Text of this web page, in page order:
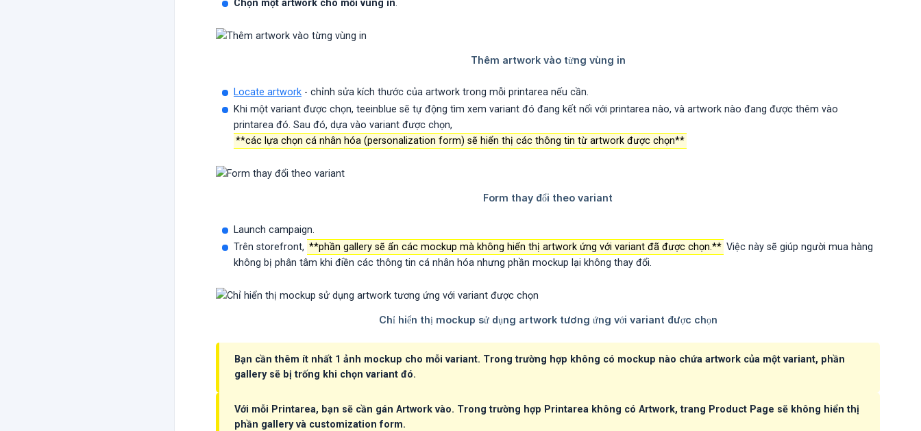
Chọn một artwork cho mỗi vùng in.
Locate artwork - chỉnh sửa kích thước của artwork trong mỗi printarea nếu cần.
Khi một variant được chọn, teeinblue sẽ tự động tìm xem variant đó đang kết nối với printarea nào, và artwork nào đang được thêm vào
printarea đó. Sau đó, dựa vào variant được chọn,
**các lựa chọn cá nhân hóa (personalization form) sẽ hiển thị các thông tin từ artwork được chọn**
Launch campaign.
Trên storefront, **phần gallery sẽ ẩn các mockup mà không hiển thị artwork ứng với variant đã được chọn.** Việc này sẽ giúp người mua hàng
không bị phân tâm khi điền các thông tin cá nhân hóa nhưng phần mockup lại không thay đổi.
Bạn cần thêm ít nhất 1 ảnh mockup cho mỗi variant. Trong trường hợp không có mockup nào chứa artwork của một variant, phần
gallery sẽ bị trống khi chọn variant đó.
Với mỗi Printarea, bạn sẽ cần gán Artwork vào. Trong trường hợp Printarea không có Artwork, trang Product Page sẽ không hiển thị
phần gallery và customization form.